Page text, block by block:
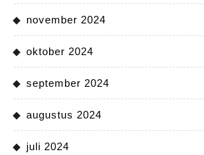
november 2024
oktober 2024
september 2024
augustus 2024
juli 2024